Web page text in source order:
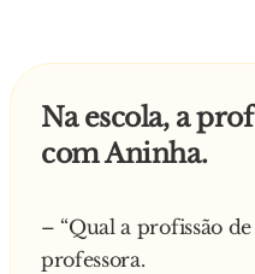
Na escola, a
com Aninha.
– “Qual a profissão
professora.